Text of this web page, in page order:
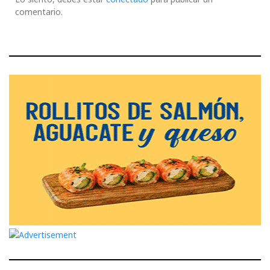
comentario.